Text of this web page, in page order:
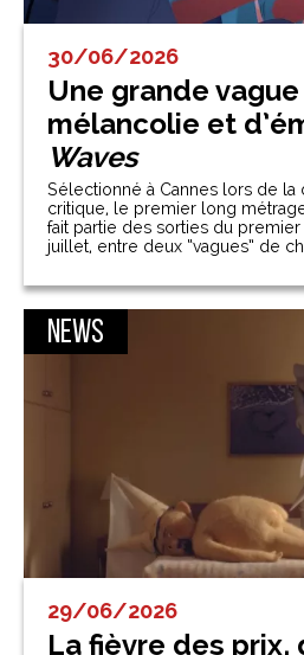
30/06/2026
Une grande
mélancolie et
Waves
Sélectionné à Cannes lors de la
critique, le premier long
fait partie des sorties du
juillet, entre deux “vagues” de
News
29/06/2026
La fièvre des prix,